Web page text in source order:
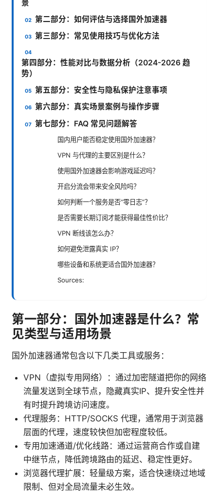
景
第二部分：如何评估与选择国外加速器
第三部分：常见使用技巧与优化方法
第四部分：性能对比与数据分析（2024-2026 趋
势）
第五部分：安全性与隐私保护注意事项
第六部分：真实场景案例与操作步骤
第七部分：FAQ 常见问题解答
国内用户能否稳定使用国外加速器？
VPN 与代理的主要区别是什么？
使用国外加速器会影响游戏延迟吗？
开启分流会带来安全风险吗？
如何判断一个服务是否“零日志”？
是否需要长期订阅才能获得最佳性价比？
VPN 断线该怎么办？
如何避免泄露真实 IP？
哪些设备和系统更适合国外加速器？
Sources:
第一部分：国外加速器是什么？常
见类型与适用场景
国外加速器通常包含以下几类工具或服务：
VPN（虚拟专用网络）：通过加密隧道把你的网络
流量发送到全球节点，隐藏真实IP、提升安全性并
有时提升跨境访问速度。
代理服务：HTTP/SOCKS 代理，通常用于浏览器
层面的代理，速度较快但加密程度较低。
专用加速通道/优化线路：通过运营商合作或自建
中继节点，降低跨境路由的延迟、稳定性更好。
浏览器代理扩展：轻量级方案，适合快速绕过地域
限制、但对全局流量未必生效。